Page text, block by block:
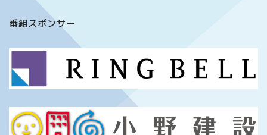
番組スポンサー
番組について
メッセージフォーム
イベント情報